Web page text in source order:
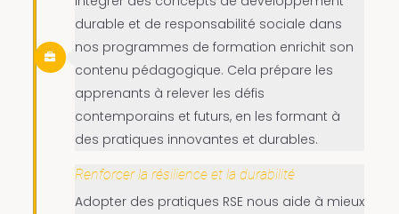
durable et de responsabilité sociale dans
nos programmes de formation enrichit son
contenu pédagogique. Cela prépare les
apprenants à relever les défis
contemporains et futurs, en les formant à
des pratiques innovantes et durables.
Renforcer la résilience et la durabilité
Adopter des pratiques RSE nous aide à mieux